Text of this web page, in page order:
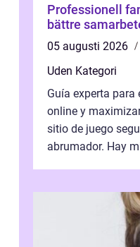
Professionell
bättre
05 augusti 2026
Uden Kategori
Guía experta para
online y
sitio de juego
abrumador. Hay